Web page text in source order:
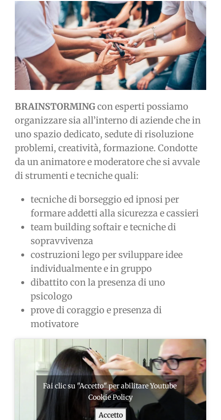
BRAINSTORMINGcon esperti possiamo
organizzare sia all’interno di aziende che in
uno spazio dedicato, sedute di risoluzione
problemi, creatività, formazione. Condotte
da un animatore e moderatore che si avvale
di strumenti e tecniche quali:
tecniche di borseggio ed ipnosi per
formare addetti alla sicurezza e cassieri
team building softair e tecniche di
sopravvivenza
costruzioni lego per sviluppare idee
individualmente e in gruppo
dibattito con la presenza di uno
psicologo
prove di coraggio e presenza di
motivatore
Fai clic su "Accetto" per abilitare Youtube
Cookie Policy
Accetto